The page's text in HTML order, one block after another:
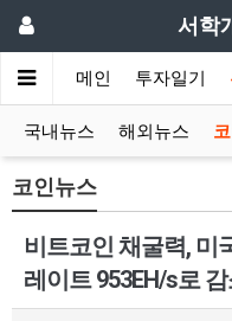
서학
메인 투자일기
국내뉴스 해외뉴스
코인뉴스
비트코인 채굴력, 미
레이트 953EH/s로